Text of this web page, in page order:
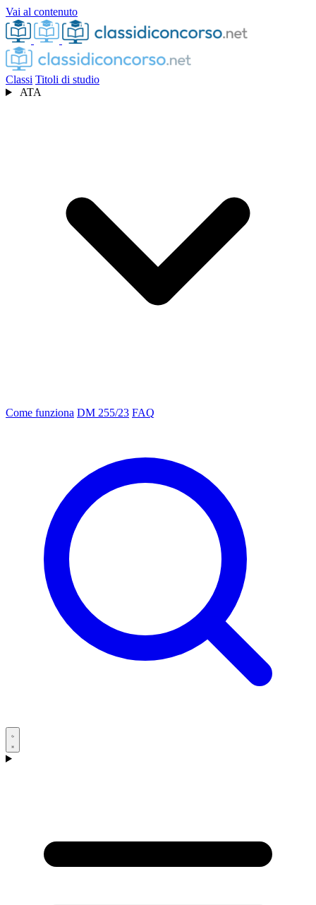
Vai al contenuto
Classi Titoli di studio
ATA
Come funziona DM 255/23 FAQ